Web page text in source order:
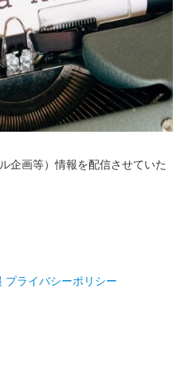
企画等）情報を配信させていた
プライバシーポリシー